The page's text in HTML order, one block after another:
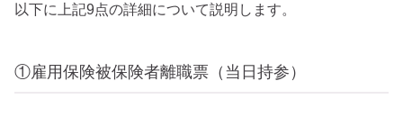
以下に上記9点の詳細について説明します。
①雇用保険被保険者離職票（当日持参）